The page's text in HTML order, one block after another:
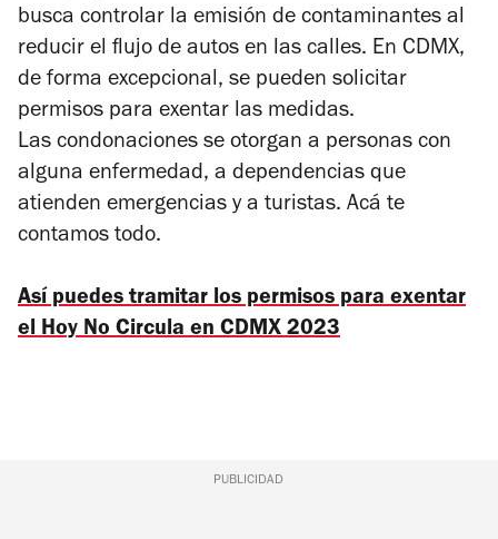
busca controlar la emisión de contaminantes al
reducir el flujo de autos en las calles. En CDMX,
de forma excepcional, se pueden solicitar
permisos para exentar las medidas.
Las condonaciones se otorgan a personas con
alguna enfermedad, a dependencias que
atienden emergencias y a turistas. Acá te
contamos todo.
Así puedes tramitar los permisos para exentar
el Hoy No Circula en CDMX 2023
PUBLICIDAD